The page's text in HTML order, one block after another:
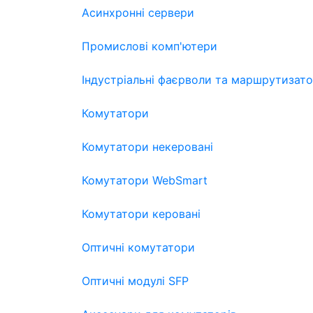
Асинхронні сервери
Промислові комп'ютери
Індустріальні фаєрволи та
Комутатори
Комутатори некеровані
Комутатори WebSmart
Комутатори керовані
Оптичні комутатори
Оптичні модулі SFP